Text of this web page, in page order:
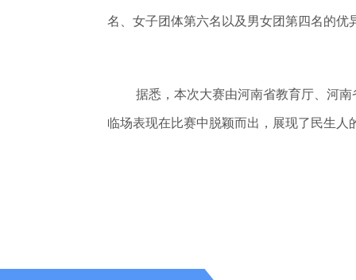
名、女子团体第六名以及男女团第四名的优
据悉，本次大赛由河南省教育厅、河
临场表现在比赛中脱颖而出，展现了民生人